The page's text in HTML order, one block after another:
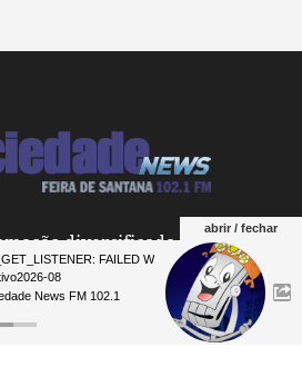
diversificada, tais como:
Interaja conosco e
Telefone Studio:
(75) 2101-
(75) 9 9829-7070
abrir / fechar
FAILED WITH ERROR: **** 07
08
News FM 102.1